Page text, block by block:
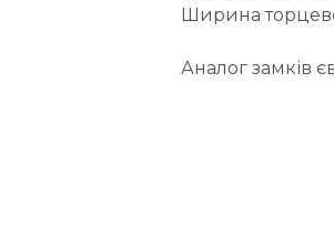
Ширина
Аналог замків